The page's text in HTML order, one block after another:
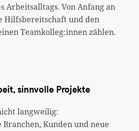
Arbeitsalltags. Von Anfang an
Hilfsbereitschaft und den
Teamkolleg:innen zählen.
sinnvolle Projekte
langweilig:
Kunden und neue